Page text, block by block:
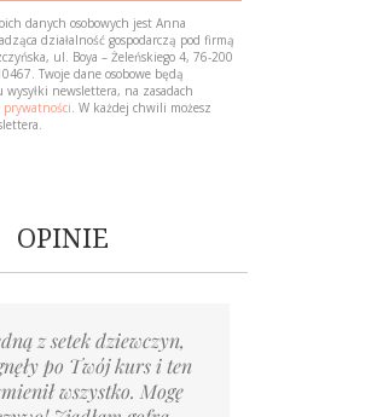
danych osobowych jest Anna
działalność gospodarczą pod firmą
ul. Boya – Żeleńskiego 4, 76-200
Twoje dane osobowe będą
newslettera, na zasadach
prywatności. W każdej chwili możesz
OPINIE
z setek dziewczyn,
po Twój kurs i ten
wszystko. Mogę
roku. Możesz
Cię nigdy.
osobą,
wprost
Bartek, mam
kurs pojawił się kiedy
lat, to teraz
wyglądałoby inaczej.
to cenne wskazówki
jedz wystarczająco,
ignoruj myśli
temu trafiłam
On pomógł
całe moje życie.
że wyjście
odżywiania może być
Już od pierwszego
temu pisałam
list z błaganiem
w sytuacji tragicznej,